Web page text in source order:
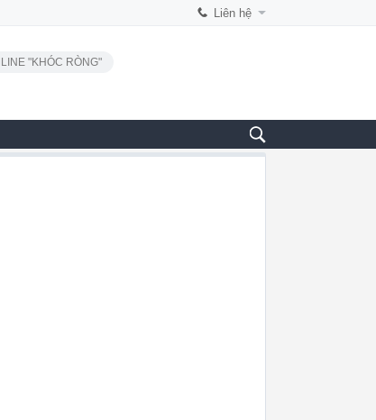
Liên hệ
"KHÓC RÒNG"